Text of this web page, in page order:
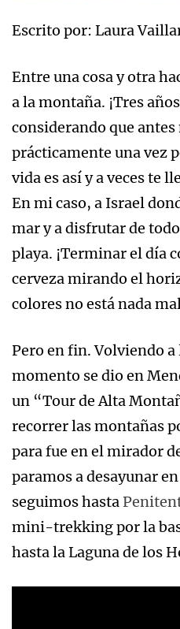
Escrito por: Laura
Entre una cosa y otra
a la montaña. ¡Tres
considerando que antes
prácticamente una vez
vida es así y a veces te
En mi caso, a Israel
mar y a disfrutar de
playa. ¡Terminar el día
cerveza mirando el
colores no está nada
Pero en fin. Volviendo
momento se dio en
un “Tour de Alta
recorrer las montañas
para fue en el mirador
paramos a desayunar
seguimos hasta
mini-trekking por la
hasta la Laguna de los